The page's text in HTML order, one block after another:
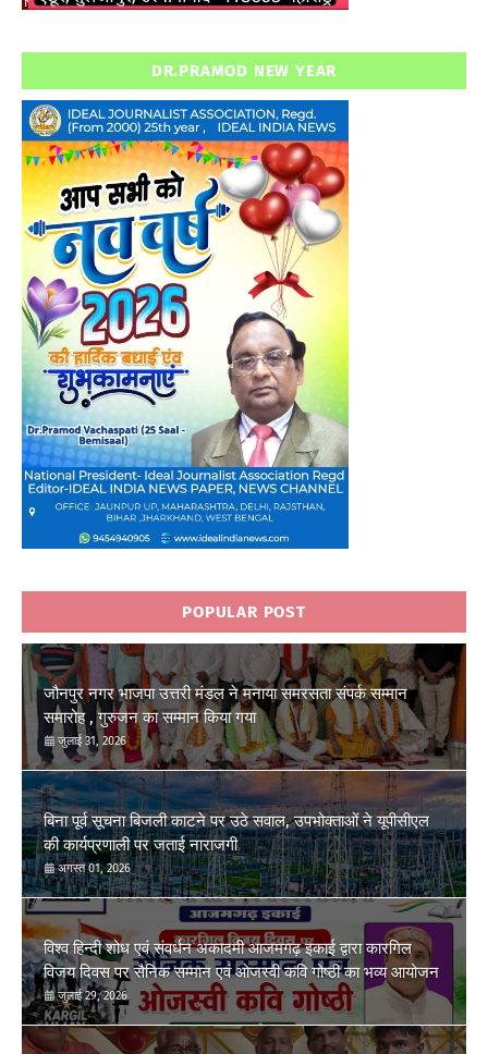
DR.PRAMOD NEW YEAR
POPULAR POST
जौनपुर नगर भाजपा उत्तरी मंडल ने मनाया समरसता संपर्क सम्मान
समारोह , गुरुजन का सम्मान किया गया
जुलाई 31, 2026
बिना पूर्व सूचना बिजली काटने पर उठे सवाल, उपभोक्ताओं ने यूपीसीएल
की कार्यप्रणाली पर जताई नाराजगी
अगस्त 01, 2026
विश्व हिन्दी शोध एवं संवर्धन अकादमी आजमगढ़ इकाई द्वारा कारगिल
विजय दिवस पर सैनिक सम्मान एवं ओजस्वी कवि गोष्ठी का भव्य आयोजन
जुलाई 29, 2026